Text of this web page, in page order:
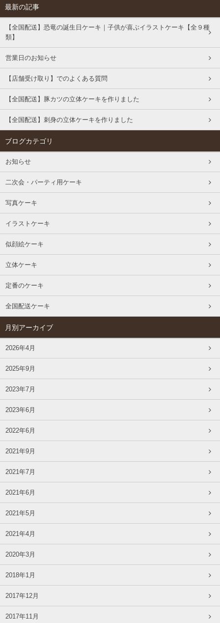
最新の記事
【全国配送】恐竜の誕生日ケーキ｜子供が喜ぶイラストケーキ【全９種
類】
営業日のお知らせ
【店舗受け取り】でのよくある質問
【全国配送】豚カツの立体ケーキを作りました
【全国配送】刺身の立体ケーキを作りました
ブログカテゴリ
お知らせ
二次会・パーティ用ケーキ
写真ケーキ
イラストケーキ
似顔絵ケーキ
立体ケーキ
定番のケーキ
全国配送ケーキ
月別アーカイブ
2026年4月
2025年9月
2023年7月
2023年6月
2022年6月
2021年9月
2021年7月
2021年6月
2021年5月
2021年4月
2020年3月
2018年1月
2017年12月
2017年11月